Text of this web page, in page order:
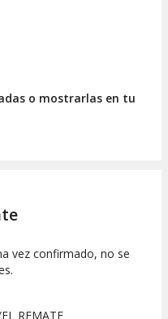
o mostrarlas en tu
vez confirmado, no se
REMATE